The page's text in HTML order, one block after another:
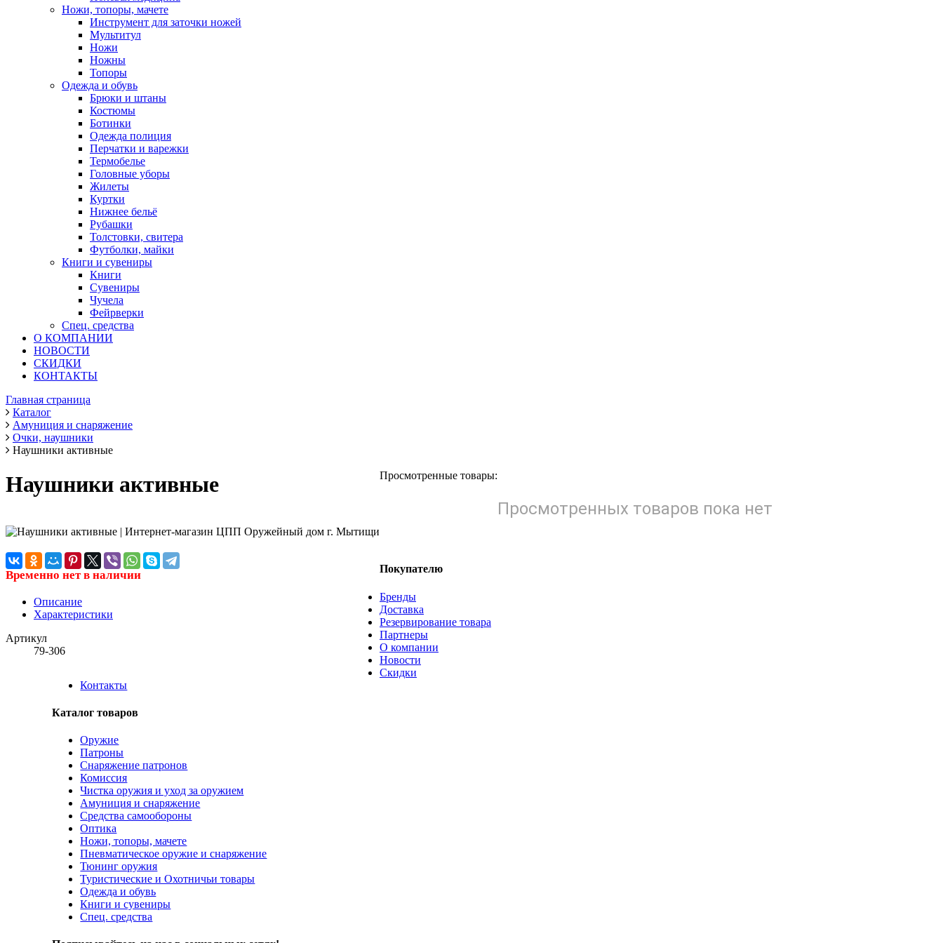
Ножи, топоры, мачете
Инструмент для заточки ножей
Мультитул
Ножи
Ножны
Топоры
Одежда и обувь
Брюки и штаны
Костюмы
Ботинки
Одежда полиция
Перчатки и варежки
Термобелье
Головные уборы
Жилеты
Куртки
Нижнее бельё
Рубашки
Толстовки, свитера
Футболки, майки
Книги и сувениры
Книги
Сувениры
Чучела
Фейрверки
Спец. средства
О КОМПАНИИ
НОВОСТИ
СКИДКИ
КОНТАКТЫ
Главная страница
Каталог
Амуниция и снаряжение
Очки, наушники
Наушники активные
Наушники активные
Временно нет в наличии
Описание
Характеристики
Артикул
79-306
Просмотренные товары:
Просмотренных товаров пока нет
Покупателю
Бренды
Доставка
Резервирование товара
Партнеры
О компании
Новости
Скидки
Контакты
Каталог товаров
Оружие
Патроны
Снаряжение патронов
Комиссия
Чистка оружия и уход за оружием
Амуниция и снаряжение
Средства самообороны
Оптика
Ножи, топоры, мачете
Пневматическое оружие и снаряжение
Тюнинг оружия
Туристические и Охотничьи товары
Одежда и обувь
Книги и сувениры
Спец. средства